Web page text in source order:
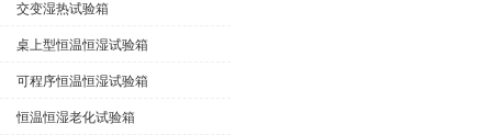
交变湿热试验箱
桌上型恒温恒湿试验箱
可程序恒温恒湿试验箱
恒温恒湿老化试验箱